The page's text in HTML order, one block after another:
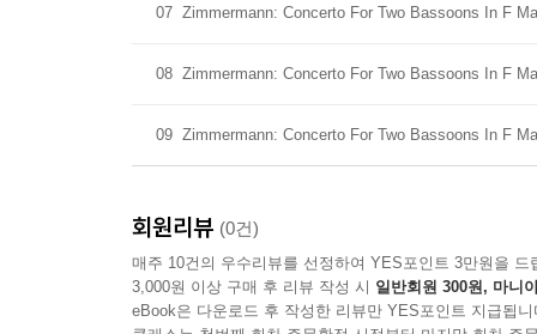
07 Zimmermann: Concerto For Two Bassoons In F
08 Zimmermann: Concerto For Two Bassoons In F
09 Zimmermann: Concerto For Two Bassoons In F
회원리뷰 (0건)
매주 10건의 우수리뷰를 선정하여 YES포인트 3만원을 드
3,000원 이상 구매 후 리뷰 작성 시 일반회원 300원, 마니
eBook은 다운로드 후 작성한 리뷰만 YES포인트 지급됩니